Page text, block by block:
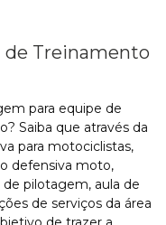
de Treinamento
para equipe de
Saiba que através da
para motociclistas,
defensiva moto,
pilotagem, aula de
de serviços da área